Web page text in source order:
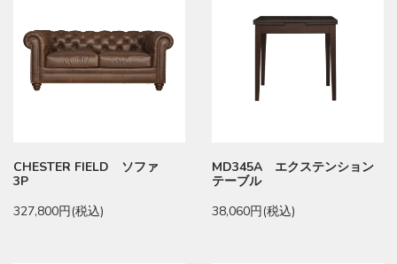
CHESTER FIELD ソファ
3P
327,800円(税込)
MD345A エクステンション
テーブル
38,060円(税込)